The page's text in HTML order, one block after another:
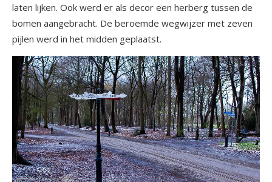
laten lijken. Ook werd er als decor een herberg tussen de
bomen aangebracht. De beroemde wegwijzer met zeven
pijlen werd in het midden geplaatst.